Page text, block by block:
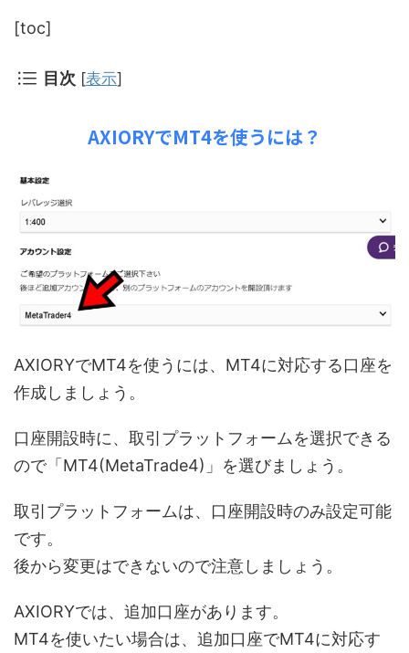
[toc]
目次 [表示]
AXIORYでMT4を使うには？
AXIORYでMT4を使うには、MT4に対応する口座を
作成しましょう。
口座開設時に、取引プラットフォームを選択できる
ので「MT4(MetaTrade4)」を選びましょう。
取引プラットフォームは、口座開設時のみ設定可能
です。
後から変更はできないので注意しましょう。
AXIORYでは、追加口座があります。
MT4を使いたい場合は、追加口座でMT4に対応す